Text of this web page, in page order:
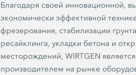
Благодаря своей инновационной,
экономически эффективной
фрезерования, стабилизации
ресайклинга, укладки бетона и
месторождений, WIRTGEN
производителем на рынке